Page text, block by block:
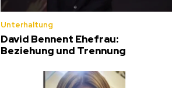
Unterhaltung
David Bennent Ehefrau:
Beziehung und Trennung